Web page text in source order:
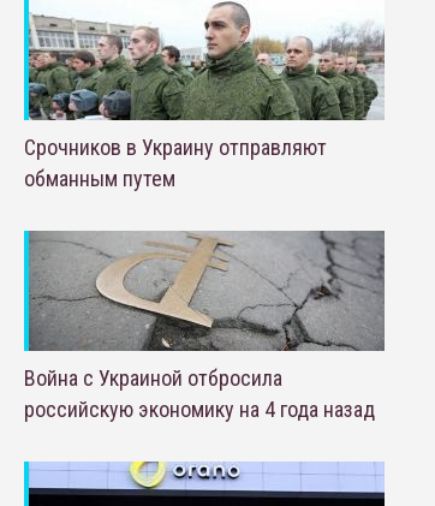
Срочников в Украину отправляют
обманным путем
Война с Украиной отбросила
российскую экономику на 4 года назад